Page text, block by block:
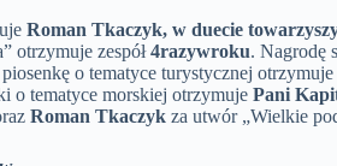
Roman Tkaczyk, w duecie
otrzymuje zespół4razywroku. Nagrodę
o tematyce turystycznej otrzymuje
o tematyce morskiej otrzymuje Pani
Roman Tkaczyk za utwór „Wielkie